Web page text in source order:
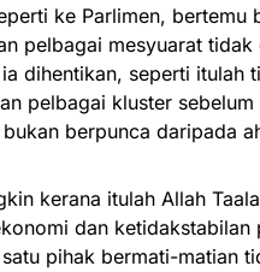
ke Parlimen,
pelbagai mesyuarat
dihentikan, seperti itulah
pelbagai kluster
berpunca daripada
kerana itulah Allah
dan
pihak bermati-matian